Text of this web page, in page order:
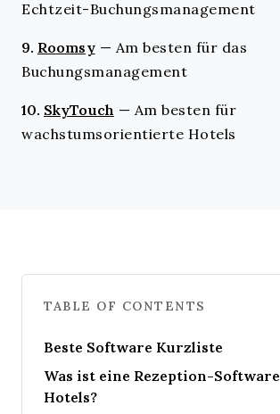
Echtzeit-Buchungsmanagement
9. Roomsy — Am besten für das
Buchungsmanagement
10. SkyTouch — Am besten für
wachstumsorientierte Hotels
TABLE OF CONTENTS
Beste Software Kurzliste
Was ist eine Rezeption-
Hotels?